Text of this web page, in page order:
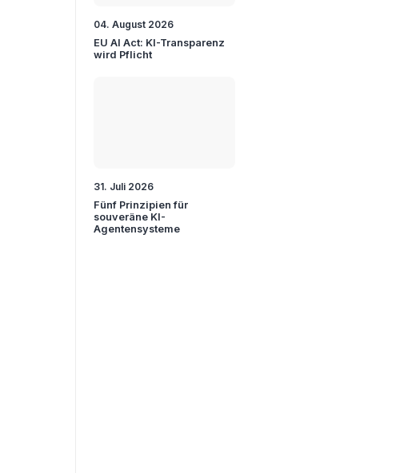
04. August 2026
EU AI Act: KI-Transparenz
wird Pflicht
31. Juli 2026
Fünf Prinzipien für
souveräne KI-
Agentensysteme